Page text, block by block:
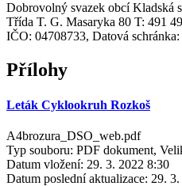
Dobrovolný svazek obcí Kladská
Třída T. G. Masaryka 80 T: 491
IČO: 04708733, Datová
Přílohy
Leták Cyklookruh Rozkoš
A4brozura_DSO_web.pdf
Typ souboru: PDF dokument,
Datum vložení: 29. 3. 2022 8:30
Datum poslední aktualizace: 29.